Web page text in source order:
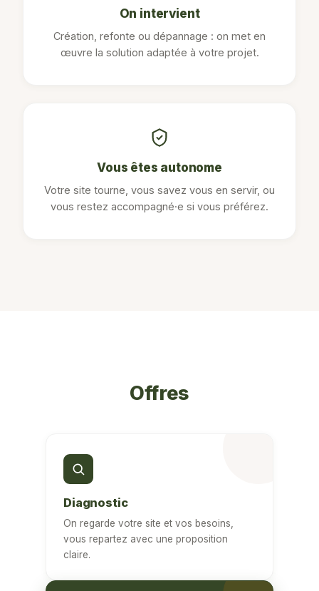
On intervient
Création, refonte ou dépannage : on met en
œuvre la solution adaptée à votre projet.
Vous êtes autonome
Votre site tourne, vous savez vous en servir, ou
vous restez accompagné·e si vous préférez.
Offres
Diagnostic
On regarde votre site et vos besoins,
vous repartez avec une proposition
claire.